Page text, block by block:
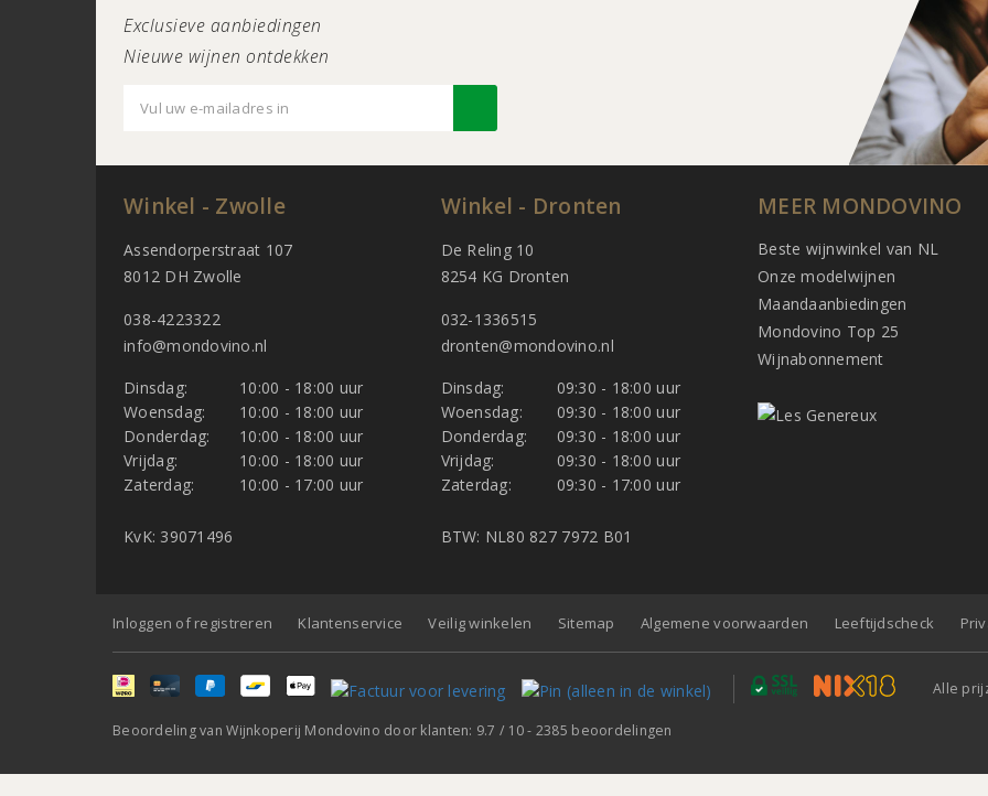
Exclusieve aanbiedingen
Nieuwe wijnen ontdekken
Winkel - Zwolle
Assendorperstraat 107
8012 DH Zwolle
038-4223322
info@mondovino.nl
Dinsdag:
10:00 - 18:00 uur
Woensdag:
10:00 - 18:00 uur
Donderdag:
10:00 - 18:00 uur
Vrijdag:
10:00 - 18:00 uur
Zaterdag:
10:00 - 17:00 uur
KvK: 39071496
Winkel - Dronten
De Reling 10
8254 KG Dronten
032-1336515
dronten@mondovino.nl
Dinsdag:
09:30 - 18:00 uur
Woensdag:
09:30 - 18:00 uur
Donderdag:
09:30 - 18:00 uur
Vrijdag:
09:30 - 18:00 uur
Zaterdag:
09:30 - 17:00 uur
BTW: NL80 827 7972 B01
MEER MONDOVINO
Beste wijnwinkel van NL
Onze modelwijnen
Maandaanbiedingen
Mondovino Top 25
Wijnabonnement
Inloggen of registreren Klantenservice Veilig winkelen Sitemap Algemene voorwaarden Leeftijdscheck
Alle
Beoordeling vanWijnkoperij Mondovino door klanten: 9.7 / 10- 2385 beoordelingen